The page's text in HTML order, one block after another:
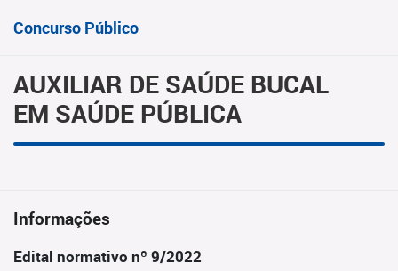
Concurso Público
AUXILIAR DE SAÚDE BUCAL
EM SAÚDE PÚBLICA
Informações
Edital normativo nº 9/2022